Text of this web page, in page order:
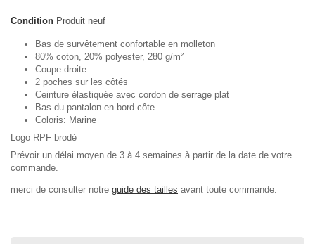
Condition Produit neuf
Bas de survêtement confortable en molleton
80% coton, 20% polyester, 280 g/m²
Coupe droite
2 poches sur les côtés
Ceinture élastiquée avec cordon de serrage plat
Bas du pantalon en bord-côte
Coloris: Marine
Logo RPF brodé
Prévoir un délai moyen de 3 à 4 semaines à partir de la date de votre
commande.
merci de consulter notre guide des tailles avant toute commande.